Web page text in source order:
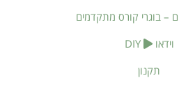
– בוגרי קורס מתקדמים
וידאו
DIY
תקנון